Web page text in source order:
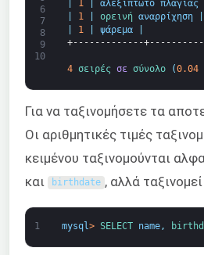
6
7
8
9
10
1 αλεξίπτωτο πλαγιάς
1 ορεινή αναρρίχηση
1 ψάρεμα
+-------------
4 σειρές σε σύνολο (0.04
Για να ταξινομήσετε τα
Οι αριθμητικές τιμές
κειμένου ταξινομούνται
και
birthdate , αλλά
1 mysql> SELECT name,